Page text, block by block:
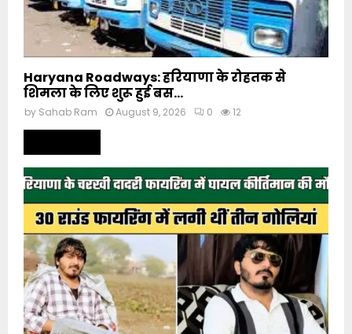
Haryana Roadways: हरियाणा के रोहतक से
शिमला के लिए शुरू हुई बस...
by Sahab Ram August 9, 2026 0 12